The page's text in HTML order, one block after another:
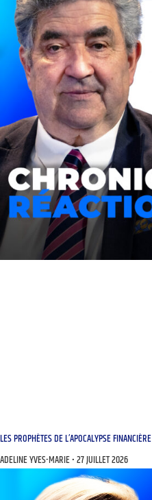
LES PROPHÈTES DE L’APOCALYPSE FINANCIÈRE
ADELINE YVES-MARIE 27 JUILLET 2026